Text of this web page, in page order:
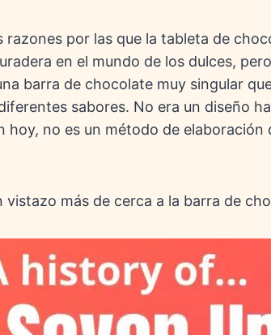
razones por las que la tableta de
en el mundo de los dulces,
barra de chocolate muy singular
sabores. No era un diseño
hoy, no es un método de elaboración
vistazo más de cerca a la barra de